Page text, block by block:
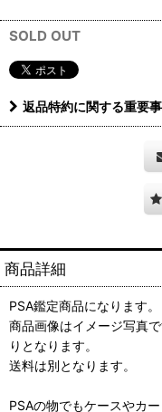
SOLD OUT
返品特約に関する重要
商品詳細
PSA鑑定商品になります。
商品画像はイメージ写真
りとなります。
送料は別となります。
PSAの物でもケースやカ